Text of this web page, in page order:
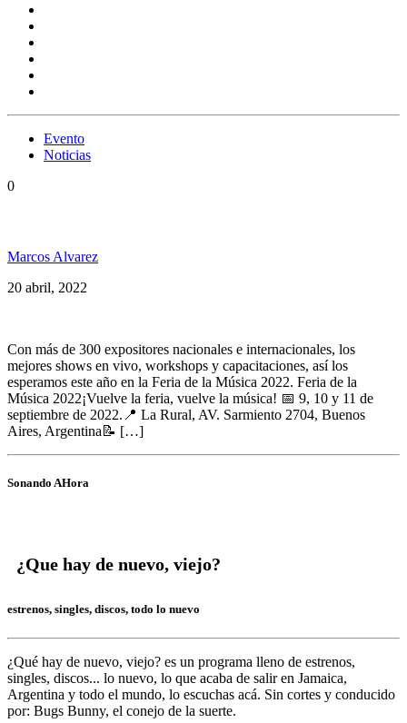
Evento
Noticias
0
Marcos Alvarez
20 abril, 2022
Con más de 300 expositores nacionales e internacionales, los
mejores shows en vivo, workshops y capacitaciones, así los
esperamos este año en la Feria de la Música 2022.⁠ Feria de la
Música 2022⁠¡Vuelve la feria, vuelve la música! ⁠⁠📅 9, 10 y 11 de
septiembre de 2022.⁠📍 La Rural, AV. Sarmiento 2704, Buenos
Aires, Argentina⁠📝 […]
Sonando AHora
¿Que hay de nuevo, viejo?
estrenos, singles, discos, todo lo nuevo
¿Qué hay de nuevo, viejo? es un programa lleno de estrenos,
singles, discos... lo nuevo, lo que acaba de salir en Jamaica,
Argentina y todo el mundo, lo escuchas acá. Sin cortes y conducido
por: Bugs Bunny, el conejo de la suerte.